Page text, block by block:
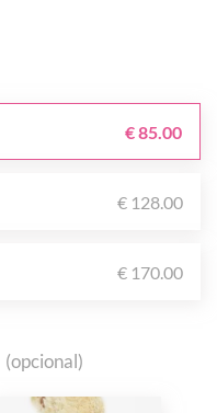
€ 85.00
€ 128.00
€ 170.00
(opcional)